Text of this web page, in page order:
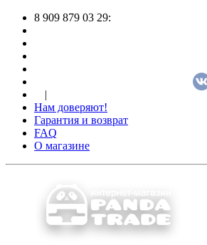
8 909 879 03 29:
|
Нам доверяют!
Гарантия и возврат
FAQ
О магазине